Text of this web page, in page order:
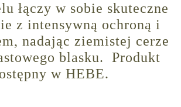
łączy w sobie skuteczne
z intensywną ochroną i
nadając ziemistej cerze
blasku. Produkt
w HEBE.